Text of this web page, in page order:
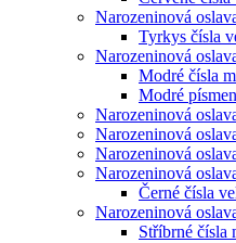
Narozeninová
Tyrkys čísla
Narozeninová
Modré čísla
Modré
Narozeninová
Narozeninová
Narozeninová
Narozeninová
Černé čísla
Narozeninová
Stříbrné čísla